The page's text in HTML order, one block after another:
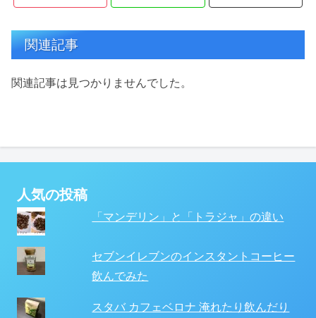
関連記事
関連記事は見つかりませんでした。
人気の投稿
「マンデリン」と「トラジャ」の違い
セブンイレブンのインスタントコーヒー
飲んでみた
スタバ カフェベロナ 淹れたり飲んだり